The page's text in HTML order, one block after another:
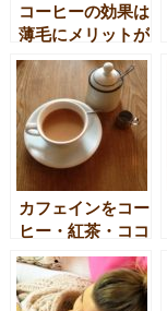
コーヒーの効果は
薄毛にメリットが
ある？ない？
カフェインをコー
ヒー・紅茶・ココ
アで徹底比較！お
腹が痛くなる理由
とは？